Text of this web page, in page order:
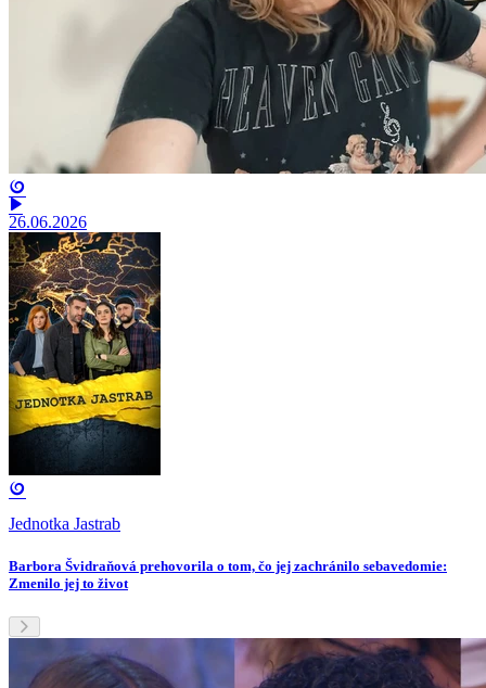
26.06.2026
Jednotka Jastrab
Barbora Švidraňová prehovorila o tom, čo jej zachránilo sebavedomie:
Zmenilo jej to život